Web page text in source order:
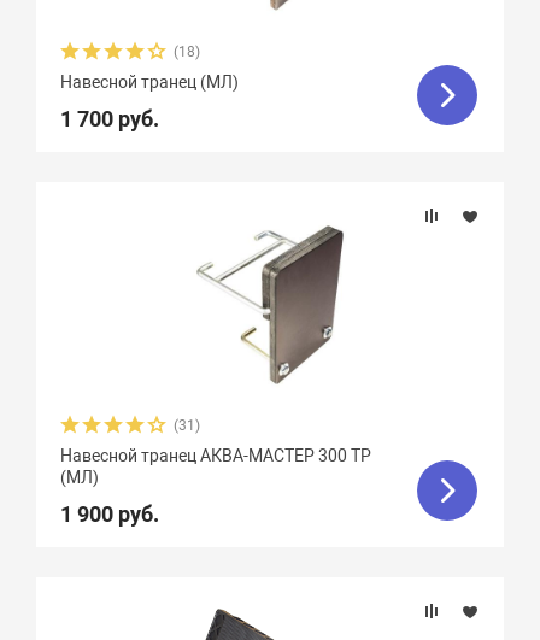
(18)
Навесной транец (МЛ)
1 700 руб.
(31)
Навесной транец АКВА-МАСТЕР 300 ТР
(МЛ)
1 900 руб.